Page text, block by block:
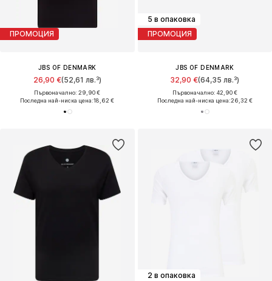
ПРОМОЦИЯ
JBS OF DENMARK
26,90 €(52,61 лв.³)
Първоначално: 29,90 €
Последна най-ниска цена:18,62 €
5 в опаковка
ПРОМОЦИЯ
JBS OF DENMARK
32,90 €(64,35 лв.³)
Първоначално: 42,90 €
Последна най-ниска цена:26,32 €
2 в опаковка